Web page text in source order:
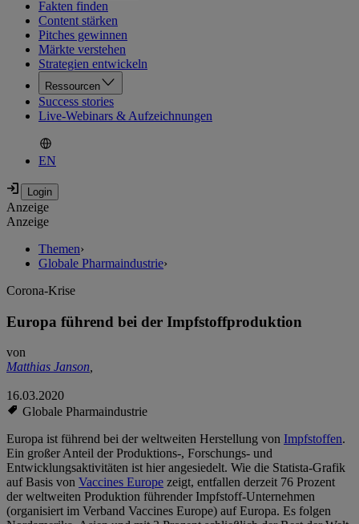
Fakten finden
Content stärken
Pitches gewinnen
Märkte verstehen
Strategien entwickeln
Ressourcen
Success stories
Live-Webinars & Aufzeichnungen
EN
Anzeige
Anzeige
Themen›
Globale Pharmaindustrie›
Corona-Krise
Europa führend bei der Impfstoffproduktion
von
Matthias Janson,
16.03.2020
Globale Pharmaindustrie
Europa ist führend bei der weltweiten Herstellung von Impfstoffen.
Ein großer Anteil der Produktions-, Forschungs- und
Entwicklungsaktivitäten ist hier angesiedelt. Wie die Statista-Grafik
auf Basis von Vaccines Europe zeigt, entfallen derzeit 76 Prozent
der weltweiten Produktion führender Impfstoff-Unternehmen
(organisiert im Verband Vaccines Europe) auf Europa. Es folgen